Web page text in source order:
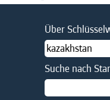
Über
Suche nach